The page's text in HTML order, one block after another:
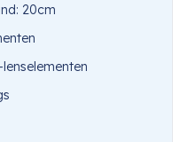
20cm
lenselementen